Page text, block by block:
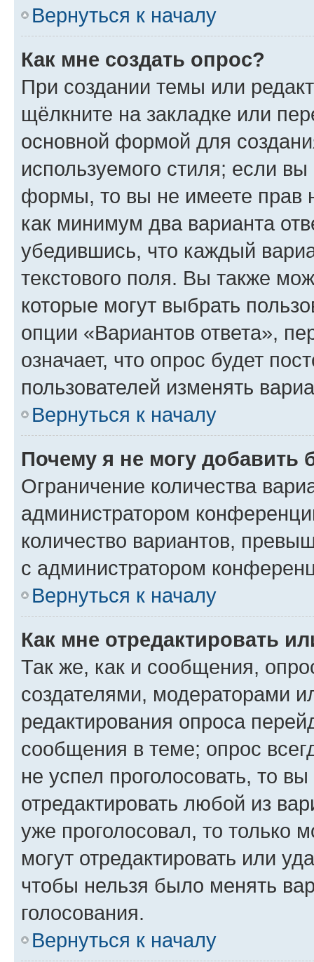
Вернуться к началу
Как мне создать опрос?
При создании темы или
щёлкните на закладке или
основной формой для
используемого стиля; если
формы, то вы не имеете прав
как минимум два варианта
убедившись, что каждый
текстового поля. Вы также
которые могут выбрать
опции «Вариантов ответа»,
означает, что опрос будет
пользователей изменять
Вернуться к началу
Почему я не могу добавить
Ограничение количества
администратором
количество вариантов,
с администратором
Вернуться к началу
Как мне отредактировать
Так же, как и сообщения,
создателями, модераторами
редактирования опроса
сообщения в теме; опрос
не успел проголосовать, то
отредактировать любой из
уже проголосовал, то только
могут отредактировать или
чтобы нельзя было менять
голосования.
Вернуться к началу